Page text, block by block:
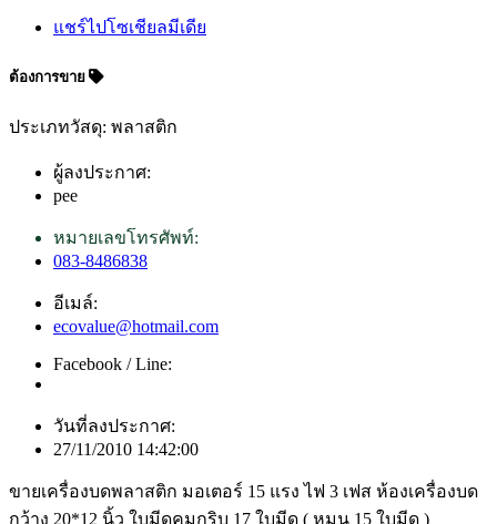
แชร์ไปโซเชียลมีเดีย
ต้องการขาย
ประเภทวัสดุ: พลาสติก
ผู้ลงประกาศ:
pee
หมายเลขโทรศัพท์:
083-8486838
อีเมล์:
ecovalue@hotmail.com
Facebook / Line:
วันที่ลงประกาศ:
27/11/2010 14:42:00
ขายเครื่องบดพลาสติก มอเตอร์ 15 แรง ไฟ 3 เฟส ห้องเครื่องบด
กว้าง 20*12 นิ้ว ใบมีดคมกริบ 17 ใบมีด ( หมุน 15 ใบมีด )